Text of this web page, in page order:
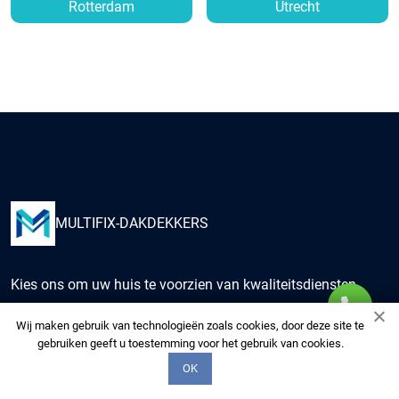
Rotterdam Utrecht
Wij maken gebruik van technologieën zoals cookies, door deze site te
gebruiken geeft u toestemming voor het gebruik van cookies.
OK
MULTIFIX-DAKDEKKERS
Kies ons om uw huis te voorzien van kwaliteitsdiensten
woning alsof het de onze is.